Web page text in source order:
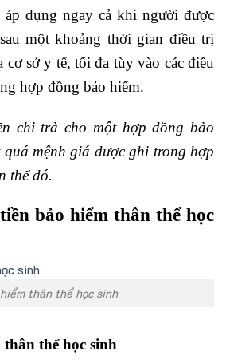
dụng ngay cả khi người được
một khoảng thời gian điều trị
cơ sở y tế, tối đa tùy vào các điều
hợp đồng bảo hiểm.
chi trả cho một hợp đồng bảo
quá mệnh giá được ghi trong hợp
thể đó.
bảo hiểm thân thể học
thân thể học sinh
thể học sinh